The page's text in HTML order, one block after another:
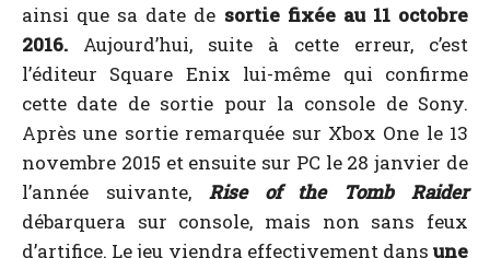
ainsi que sa date de sortie fixée au 11 octobre
2016. Aujourd’hui, suite à cette erreur, c’est
l’éditeur Square Enix lui-même qui confirme
cette date de sortie pour la console de Sony.
Après une sortie remarquée sur Xbox One le 13
novembre 2015 et ensuite sur PC le 28 janvier de
l’année suivante, Rise of the Tomb Raider
débarquera sur console, mais non sans feux
d’artifice. Le jeu viendra effectivement dans une